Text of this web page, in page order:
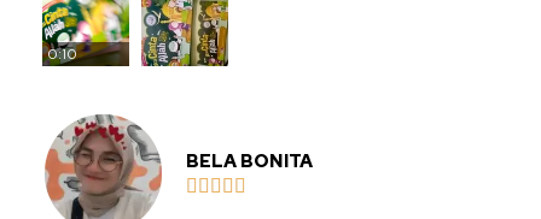
0:10
BELA BONITA
    